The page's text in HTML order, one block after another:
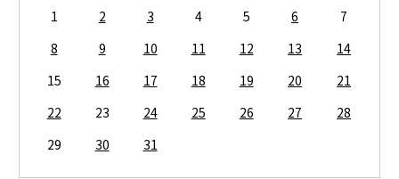
1 2 3 4 5 6
7
8
9 10 11 12 13
14
15
16 17 18 19 20
21
22
23 24 25 26 27
28
29
30 31